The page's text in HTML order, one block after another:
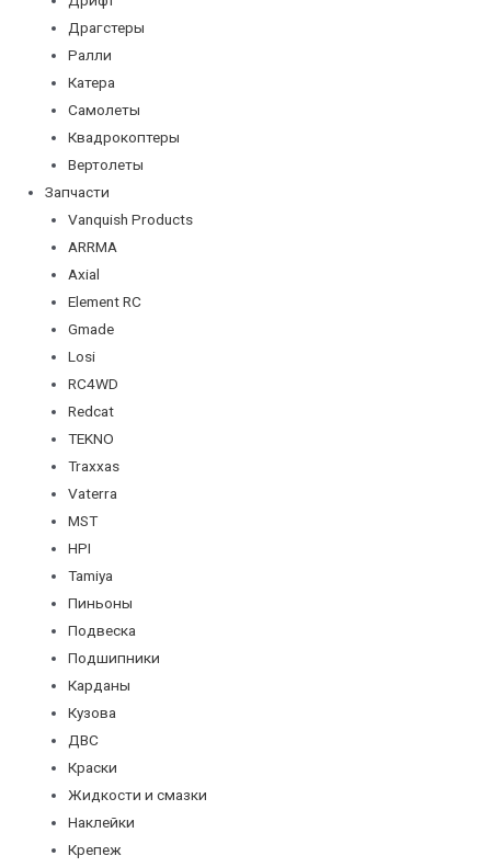
Драгстеры
Ралли
Катера
Самолеты
Квадрокоптеры
Вертолеты
Запчасти
Vanquish Products
ARRMA
Axial
Element RC
Gmade
Losi
RC4WD
Redcat
TEKNO
Traxxas
Vaterra
MST
HPI
Tamiya
Пиньоны
Подвеска
Подшипники
Карданы
Кузова
ДВС
Краски
Жидкости и смазки
Наклейки
Крепеж